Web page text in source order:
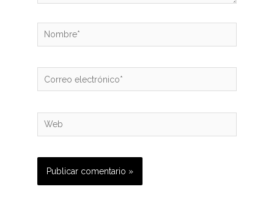
Nombre*
Correo
electrónico*
Web